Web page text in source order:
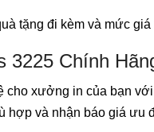
tặng đi kèm và mức
3225 Chính
xưởng in của bạn
hợp và nhận báo giá ưu